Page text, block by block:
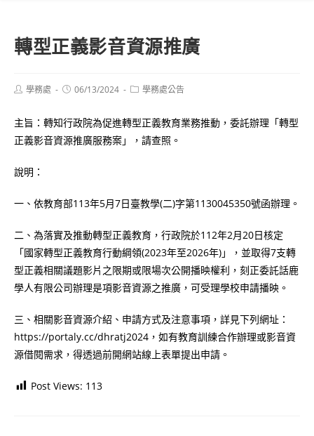
轉型正義影音資源推廣
Post學務處
Post06/13/2024
Post學務處公告
主旨：轉知行政院為促進轉型正義教育業務推動，委託辦理「轉型
正義影音資源推廣服務案」，請查照。
說明：
一、依教育部113年5月7日臺教學(二)字第1130045350號函辦理。
二、為落實及推動轉型正義教育，行政院於112年2月20日核定
「國家轉型正義教育行動綱領(2023年至2026年)」，並取得7支轉
型正義相關議題影片之限期或限場次公開播映權利，刻正委託話鹿
學人有限公司辦理是項影音資源之推廣，可受理學校申請播映。
三、相關影音資源介紹、申請方式及注意事項，詳見下列網址：
https://portaly.cc/dhratj2024，如有教育訓練合作辦理或影音資
源借閱需求，得透過前開網站線上表單提出申請。
Post Views: 113